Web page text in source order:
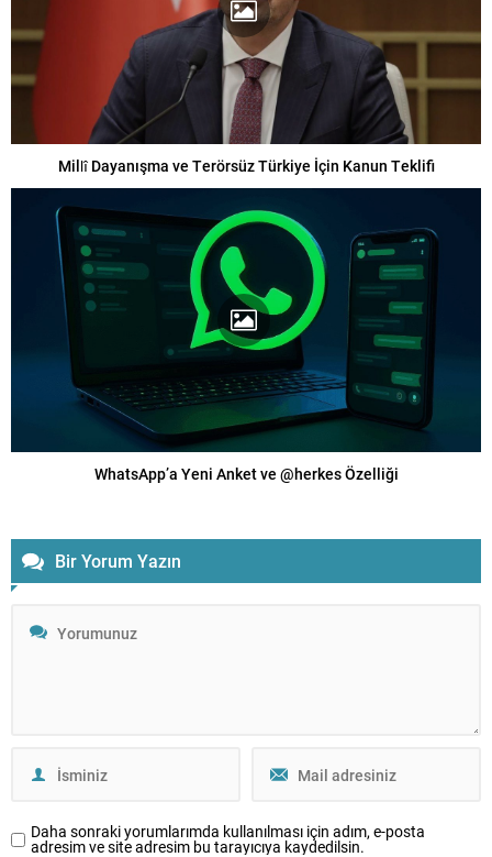
Millî Dayanışma ve Terörsüz Türkiye İçin Kanun Teklifi
WhatsApp’a Yeni Anket ve @herkes Özelliği
Bir Yorum Yazın
Daha sonraki yorumlarımda kullanılması için adım, e-posta
adresim ve site adresim bu tarayıcıya kaydedilsin.